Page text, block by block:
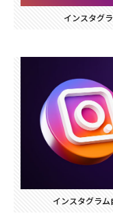
インスタグ
インスタグラム